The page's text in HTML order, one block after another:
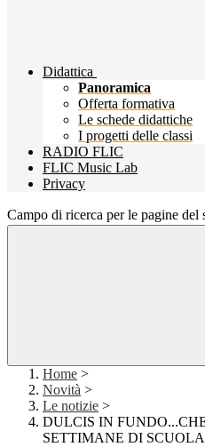
Didattica
Panoramica
Offerta formativa
Le schede didattiche
I progetti delle classi
RADIO FLIC
FLIC Music Lab
Privacy
Campo di ricerca per le pagine del
Home >
Novità >
Le notizie >
DULCIS IN
SETTIMANE DI